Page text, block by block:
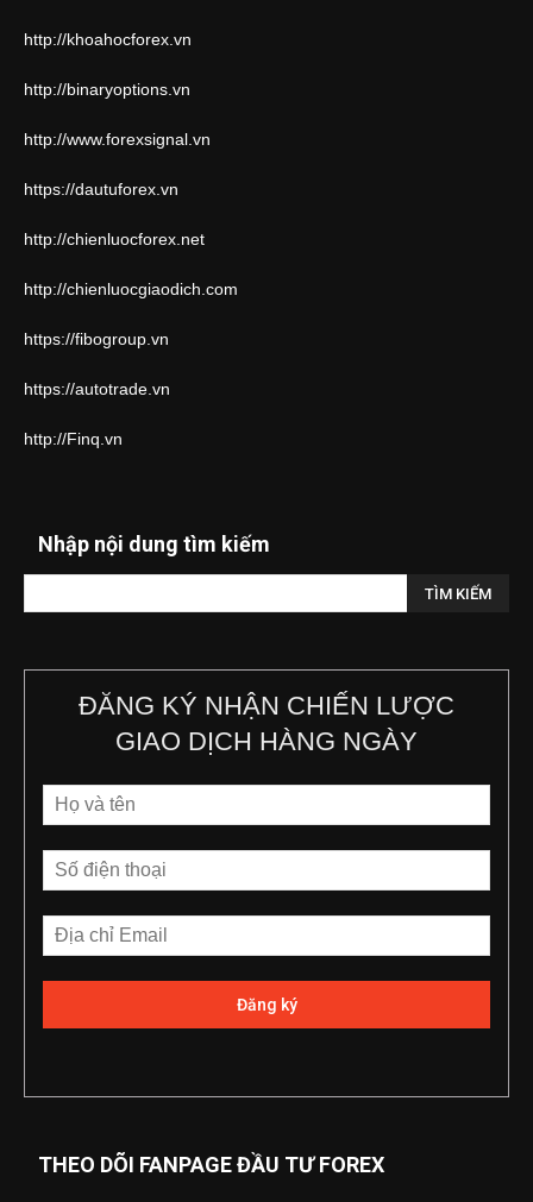
http://khoahocforex.vn
http://binaryoptions.vn
http://www.forexsignal.vn
https://dautuforex.vn
http://chienluocforex.net
http://chienluocgiaodich.com
https://fibogroup.vn
https://autotrade.vn
http://Finq.vn
Nhập nội dung tìm kiếm
ĐĂNG KÝ NHẬN CHIẾN LƯỢC
GIAO DỊCH HÀNG NGÀY
THEO DÕI FANPAGE ĐẦU TƯ FOREX